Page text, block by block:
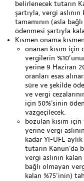
belirlenecek tutarın
şartıyla, vergi aslının
tamamının (asla
ödenmesi şartıyla
Kısmen onama
onanan kısım
vergilerin
yerine 9 Haziran
oranları esas
süre ve şekilde
ve vergi
için 50%’sinin
vazgeçilecek.
bozulan kısım
yerine vergi
kadar Yİ-ÜFE
tutarın Kanun’da
vergi aslının
bağlı olmayan
kalan %75’inin)